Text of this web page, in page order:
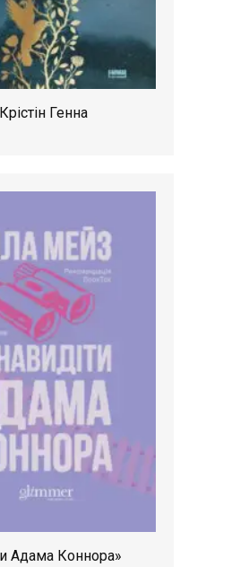
Генна
Адама Коннора»